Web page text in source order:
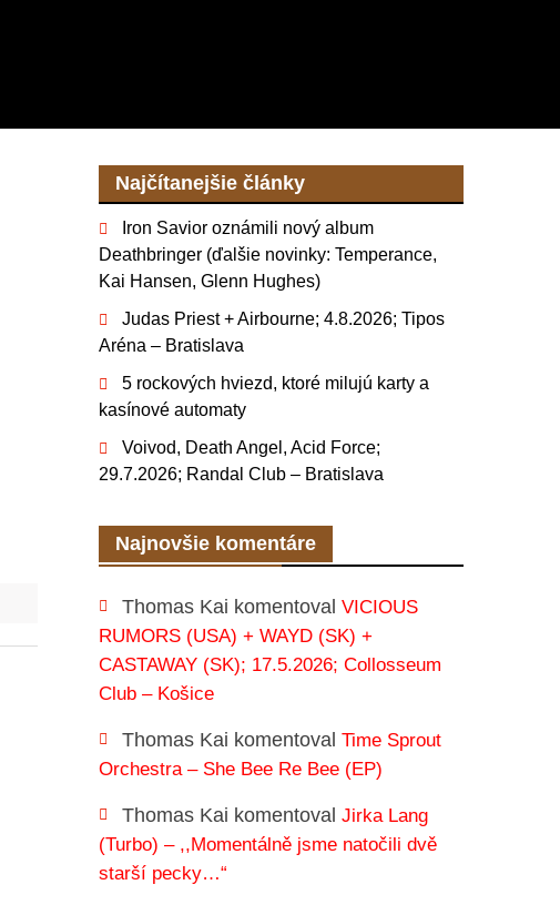
Najčítanejšie články
Iron Savior oznámili nový album
Deathbringer (ďalšie novinky: Temperance,
Kai Hansen, Glenn Hughes)
Judas Priest + Airbourne; 4.8.2026; Tipos
Aréna – Bratislava
5 rockových hviezd, ktoré milujú karty a
kasínové automaty
Voivod, Death Angel, Acid Force;
29.7.2026; Randal Club – Bratislava
Najnovšie komentáre
Thomas Kai komentoval VICIOUS
RUMORS (USA) + WAYD (SK) +
CASTAWAY (SK); 17.5.2026; Collosseum
Club – Košice
Thomas Kai komentoval Time Sprout
Orchestra – She Bee Re Bee (EP)
Thomas Kai komentoval Jirka Lang
(Turbo) – ,,Momentálně jsme natočili dvě
starší pecky…“